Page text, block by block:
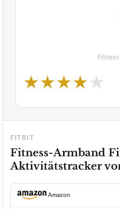
★★★★★
FITBIT
Fitness-Armband
Aktivitätstracker
Amazon